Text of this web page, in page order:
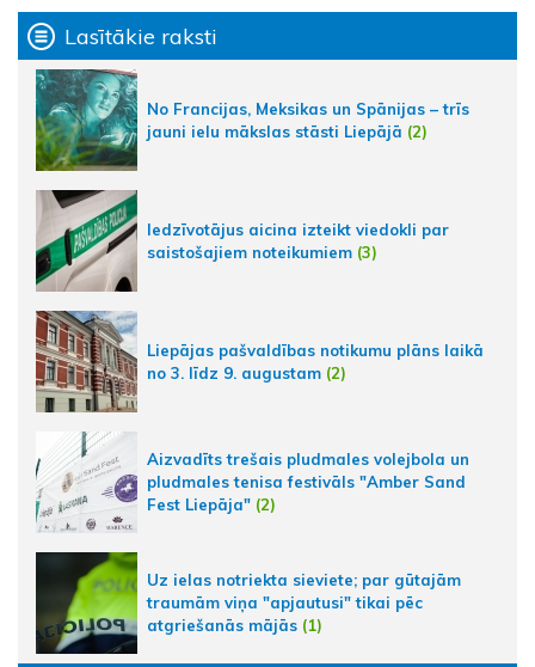
Lasītākie raksti
No Francijas, Meksikas un Spānijas – trīs
jauni ielu mākslas stāsti Liepājā (2)
Iedzīvotājus aicina izteikt viedokli par
saistošajiem noteikumiem (3)
Liepājas pašvaldības notikumu plāns laikā
no 3. līdz 9. augustam (2)
Aizvadīts trešais pludmales volejbola un
pludmales tenisa festivāls "Amber Sand
Fest Liepāja" (2)
Uz ielas notriekta sieviete; par gūtajām
traumām viņa "apjautusi" tikai pēc
atgriešanās mājās (1)